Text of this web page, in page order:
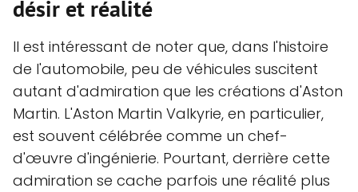
désir et réalité
Il est intéressant de noter que, dans l'histoire
de l'automobile, peu de véhicules suscitent
autant d'admiration que les créations d'Aston
Martin. L'Aston Martin Valkyrie, en particulier,
est souvent célébrée comme un chef-
d'œuvre d'ingénierie. Pourtant, derrière cette
admiration se cache parfois une réalité plus